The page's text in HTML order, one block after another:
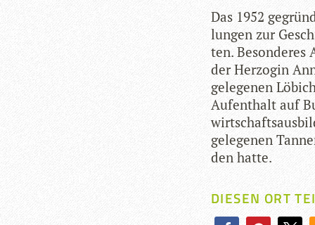
Das 1952
lun­gen zur
ten. Beson­de­res
der Her­zo­gin
ge­le­ge­nen
Auf­ent­halt auf
ge­le­ge­nen
den hatte.
DIESEN ORT